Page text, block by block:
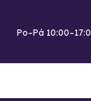
Po–Pá